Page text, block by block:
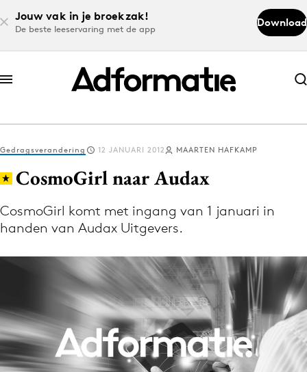
Jouw vak in je broekzak!
De beste leeservaring met de app
Download
Abonneer nu
Abonneer nu
Log in
Download de app
Volg het laatste nieuws via de Adformatie
Menu
Gedragsverandering 12 JANUARI 2012 MAARTEN HAFKAMP
CosmoGirl naar Audax
CosmoGirl komt met ingang van 1 januari in
handen van Audax Uitgevers.